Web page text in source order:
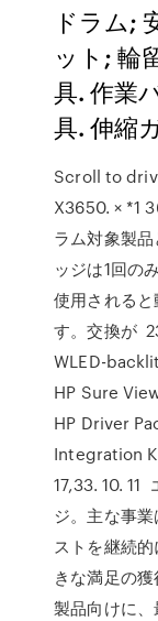
ドラム;
ット; 輪
具. 作業
具. 伸縮
Scroll to
X3650. × *1
ラム対象製
ッジは1回の
使用される
す。交換が
WLED-
HP Sure
HP Driver
Integration
17,33. 10. 11
ジ。主な事
ストを継続
きな満足の
製品向けに、